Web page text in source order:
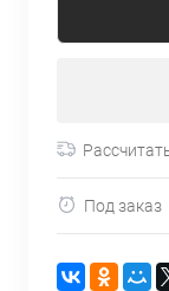
Под заказ